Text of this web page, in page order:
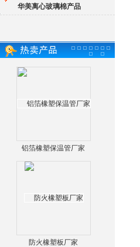
华美离心玻璃棉产品
铝箔橡塑保温管厂家
防火橡塑板厂家